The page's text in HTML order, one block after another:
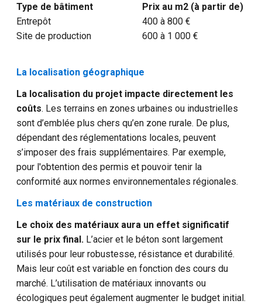
Type de bâtiment
Prix au m2 (à partir de)
Entrepôt
400 à 800 €
Site de production
600 à 1 000 €
La localisation géographique
La localisation du projet impacte directement les
coûts. Les terrains en zones urbaines ou industrielles
sont d’emblée plus chers qu’en zone rurale. De plus,
dépendant des réglementations locales, peuvent
s’imposer des frais supplémentaires. Par exemple,
pour l'obtention des permis et pouvoir tenir la
conformité aux normes environnementales régionales.
Les matériaux de construction
Le choix des matériaux aura un effet significatif
sur le prix final. L’acier et le béton sont largement
utilisés pour leur robustesse, résistance et durabilité.
Mais leur coût est variable en fonction des cours du
marché. L’utilisation de matériaux innovants ou
écologiques peut également augmenter le budget initial.